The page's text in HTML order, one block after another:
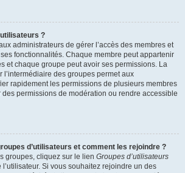
?
administrateurs de gérer l’accès des membres et
fonctionnalités. Chaque membre peut appartenir
et chaque groupe peut avoir ses permissions. La
l’intermédiaire des groupes permet aux
rapidement les permissions de plusieurs membres
des permissions de modération ou rendre accessible
d’utilisateurs et comment les rejoindre ?
groupes, cliquez sur le lien Groupes d’utilisateurs
Si vous souhaitez rejoindre un des